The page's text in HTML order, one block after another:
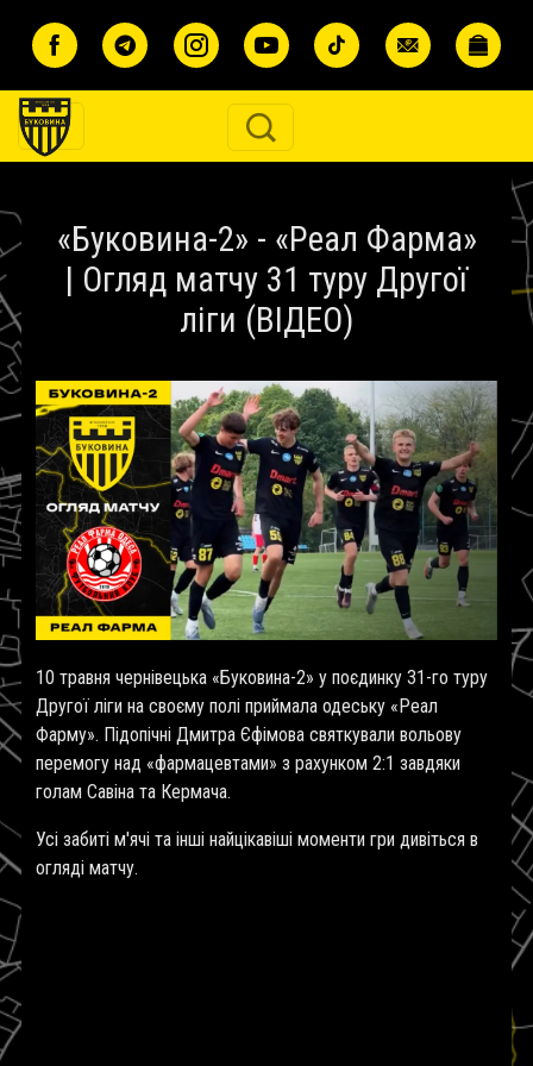
«Буковина-2» - «Реал Фарма»
| Огляд матчу 31 туру Другої
ліги (ВІДЕО)
10 травня чернівецька «Буковина-2» у поєдинку 31-го туру
Другої ліги на своєму полі приймала одеську «Реал
Фарму». Підопічні Дмитра Єфімова святкували вольову
перемогу над «фармацевтами» з рахунком 2:1 завдяки
голам Савіна та Кермача.
Усі забиті м'ячі та інші найцікавіші моменти гри дивіться в
огляді матчу.